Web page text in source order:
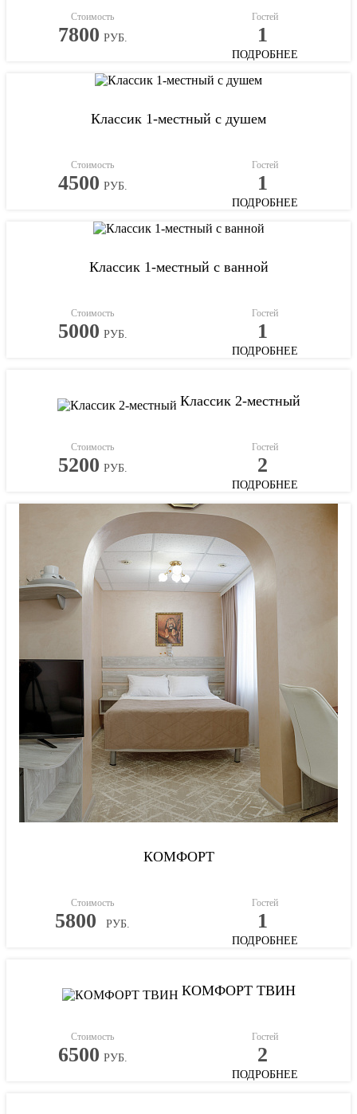
Стоимость
7800 РУБ.
Гостей
1
ПОДРОБНЕЕ
Классик 1-местный с душем
Стоимость
4500 РУБ.
Гостей
1
ПОДРОБНЕЕ
Классик 1-местный с ванной
Стоимость
5000 РУБ.
Гостей
1
ПОДРОБНЕЕ
Классик 2-местный
Стоимость
5200 РУБ.
Гостей
2
ПОДРОБНЕЕ
КОМФОРТ
Стоимость
5800 РУБ.
Гостей
1
ПОДРОБНЕЕ
КОМФОРТ ТВИН
Стоимость
6500 РУБ.
Гостей
2
ПОДРОБНЕЕ